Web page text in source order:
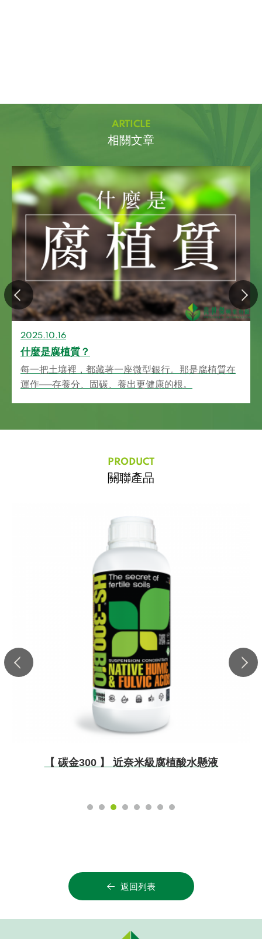
ARTICLE
相關文章
是腐植質？
土壤裡，都藏著一座微型銀行。那是腐植質在
存養分、固碳、養出更健康的根。
它不是
PRODUCT
關聯產品
【 碳金300 】 近奈米級腐植酸水懸液
返回列表